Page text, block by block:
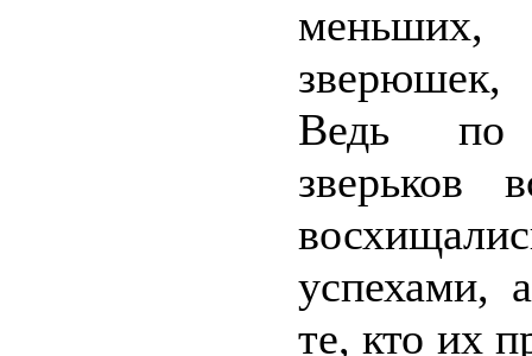
меньших,
Ведь по
зверьков
успехами,
те, кто их